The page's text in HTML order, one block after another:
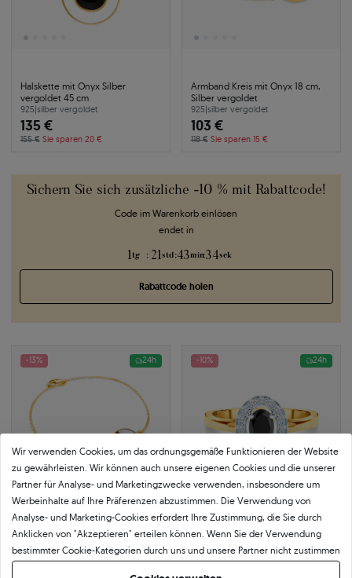
Sichern Sie sich zusätzliche -10 % mit Rabattcode!
Code im Warenkorb einlösen
endet in
1 tg : 21std :43min:33sek
Rabattcode holen
Halskette mit Onyx Silber
vergoldet 45 cm
925|silber vergoldet
135 €
155 € Sie sparen 20 €
Armband Kreis mit Onyx 18 cm,
Silber vergoldet
925|silber vergoldet
103 €
118 € Sie sparen 15 €
-13% 24h
Armband Kreis mit Onyx 18 cm,
Silber vergoldet
925|silber vergoldet
-10% 24h
Verlobungsring Savicki:
zweifarbiges Gold, Onyx
0.69 ct|585|weiß- und gelbgold
Wir verwenden Cookies, um das ordnungsgemäße Funktionieren der Website
zu gewährleisten. Wir können auch unsere eigenen Cookies und die unserer
Partner für Analyse- und Marketingzwecke verwenden, insbesondere um
Werbeinhalte auf Ihre Präferenzen abzustimmen. Die Verwendung von
Analyse- und Marketing-Cookies erfordert Ihre Zustimmung, die Sie durch
Anklicken von "Akzeptieren" erteilen können. Wenn Sie der Verwendung
bestimmter Cookie-Kategorien durch uns und unsere Partner nicht zustimmen
möchten, klicken Sie auf "Lassen Sie mich wählen" und bestimmen Sie Ihre